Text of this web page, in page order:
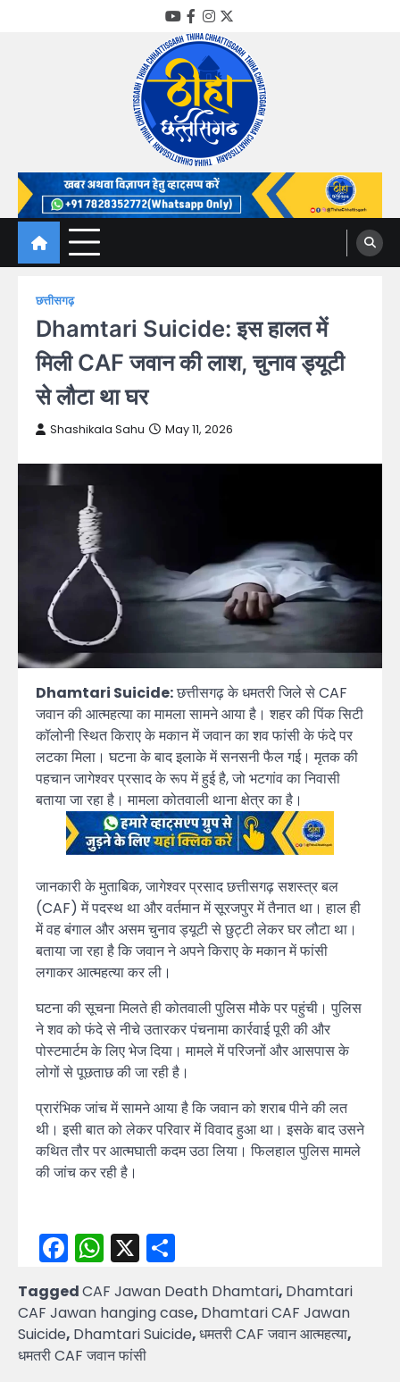
YouTube
Facebook
Instagram
Twitter
Thiha Chhattisgarh
गोठ जन-जन के
छत्तीसगढ़
Dhamtari Suicide: इस हालत में
मिली CAF जवान की लाश, चुनाव ड्यूटी
से लौटा था घर
Shashikala Sahu May 11, 2026
Dhamtari Suicide:छत्तीसगढ़ के धमतरी जिले से CAF
जवान की आत्महत्या का मामला सामने आया है। शहर की पिंक सिटी
कॉलोनी स्थित किराए के मकान में जवान का शव फांसी के फंदे पर
लटका मिला। घटना के बाद इलाके में सनसनी फैल गई। मृतक की
पहचान जागेश्वर प्रसाद के रूप में हुई है, जो भटगांव का निवासी
बताया जा रहा है। मामला कोतवाली थाना क्षेत्र का है।
जानकारी के मुताबिक, जागेश्वर प्रसाद छत्तीसगढ़ सशस्त्र बल
(CAF) में पदस्थ था और वर्तमान में सूरजपुर में तैनात था। हाल ही
में वह बंगाल और असम चुनाव ड्यूटी से छुट्टी लेकर घर लौटा था।
बताया जा रहा है कि जवान ने अपने किराए के मकान में फांसी
लगाकर आत्महत्या कर ली।
घटना की सूचना मिलते ही कोतवाली पुलिस मौके पर पहुंची। पुलिस
ने शव को फंदे से नीचे उतारकर पंचनामा कार्रवाई पूरी की और
पोस्टमार्टम के लिए भेज दिया। मामले में परिजनों और आसपास के
लोगों से पूछताछ की जा रही है।
प्रारंभिक जांच में सामने आया है कि जवान को शराब पीने की लत
थी। इसी बात को लेकर परिवार में विवाद हुआ था। इसके बाद उसने
कथित तौर पर आत्मघाती कदम उठा लिया। फिलहाल पुलिस मामले
की जांच कर रही है।
Facebook
WhatsApp
X
TaggedCAF Jawan Death Dhamtari, Dhamtari
CAF Jawan hanging case, Dhamtari CAF Jawan
Suicide, Dhamtari Suicide,धमतरी CAF जवान आत्महत्या,
धमतरी CAF जवान फांसी